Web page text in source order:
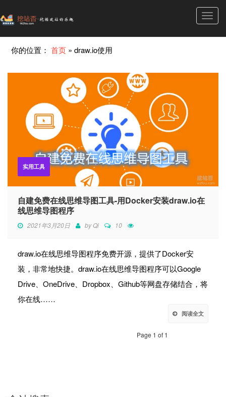
你的位置：首页 »draw.io使用
实用工具
自建免费在线思维导图工具-用Docker安装draw.io在
线思维导图程序
2021年3月20日 byQi 10
draw.io在线思维导图程序免费开源，提供了Docker安
装，非常地快捷。draw.io在线思维导图程序可以Google
Drive、OneDrive、Dropbox、Github等网盘存储结合，将
你在线……
阅读全文
Page 1 of 1